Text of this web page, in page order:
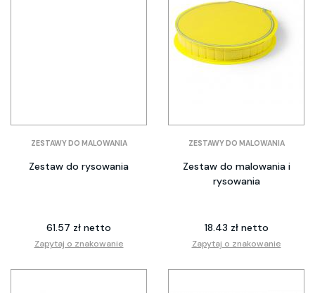
ZESTAWY DO MALOWANIA
Zestaw do rysowania
61.57 zł netto
Zapytaj o znakowanie
ZESTAWY DO MALOWANIA
Zestaw do malowania i
rysowania
18.43 zł netto
Zapytaj o znakowanie